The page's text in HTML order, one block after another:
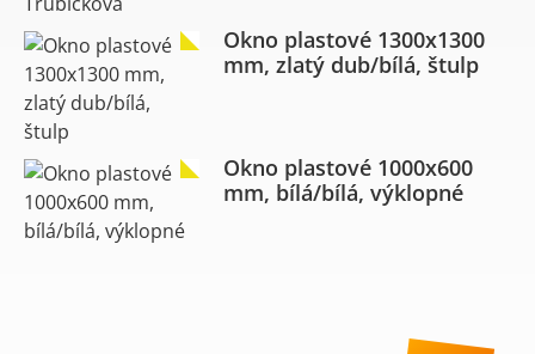
Okno plastové 1300x1300
mm, zlatý dub/bílá, štulp
Okno plastové 1000x600
mm, bílá/bílá, výklopné